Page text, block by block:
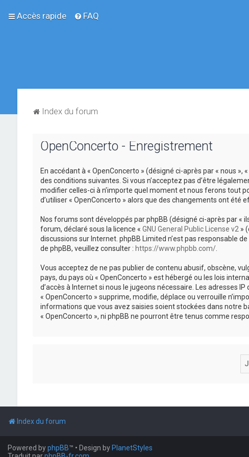
Accès rapide FAQ
Index du forum
OpenConcerto - Enregistrement
En accédant à « OpenConcerto » (désigné ci-après par « nous
des conditions suivantes. Si vous n’acceptez pas d’être
modifier celles-ci à n’importe quel moment et nous ferons tout
d’utiliser « OpenConcerto » alors que des changements ont
Nos forums sont développés par phpBB (désigné ci-après par «
forum, déclaré sous la licence « GNU General Public License v2 »
discussions sur Internet. phpBB Limited n’est pas responsable
de phpBB, veuillez consulter : https://www.phpbb.com/.
Vous acceptez de ne pas publier de contenu abusif, obscène,
pays, du pays où « OpenConcerto » est hébergé ou les lois
d’accès à Internet si nous le jugeons nécessaire. Les adresses
« OpenConcerto » supprime, modifie, déplace ou verrouille
informations que vous avez saisies soient stockées dans notre
« OpenConcerto », ni phpBB ne pourront être tenus comme
Index du forum
Powered byphpBB™ • Design by PlanetStyles